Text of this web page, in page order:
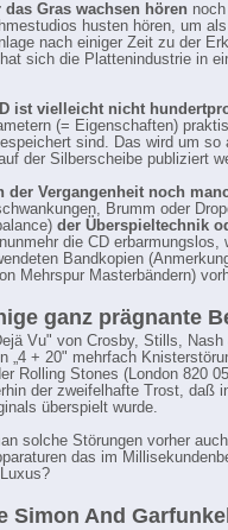
das Gras wachsen hören
husten hören, um
nach einiger Zeit zu der
sich die Plattenindustrie in
ist vielleicht nicht
(= Eigenschaften)
sind. Das wird um so
der Silberscheibe publiziert
der Vergangenheit noch
Brumm oder
der Überspieltechnik
die CD
Bandkopien
Mehrspur Masterbändern)
ganz prägnante
Vu" von Crosby, Stills,
„4 + 20" mehrfach
Rolling Stones (London 820
der zweifelhafte Trost, daß
überspielt wurde.
solche Störungen vorher
das im
Simon And